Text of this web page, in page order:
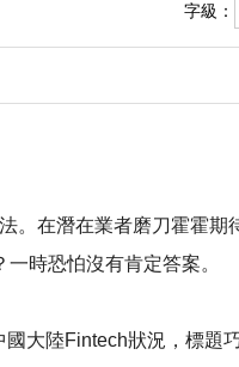
字級：
。在潛在業者磨刀霍霍
時恐怕沒有肯定答案。
大陸Fintech狀況，標題